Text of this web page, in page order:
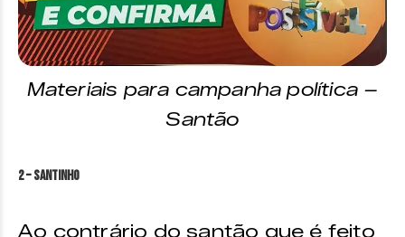
Materiais para campanha política –
Santão
2 – Santinho
Ao contrário do santão que é feito